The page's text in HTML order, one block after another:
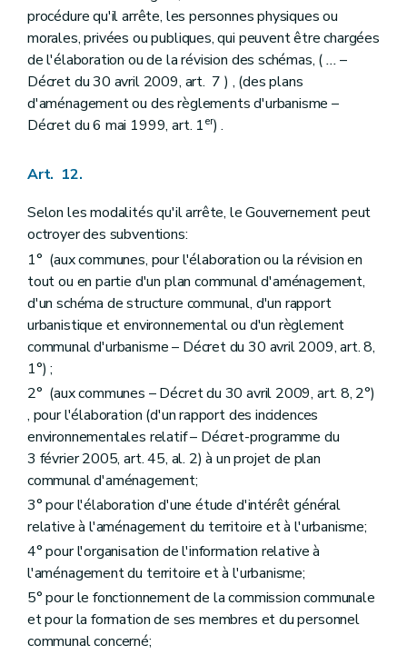
Art. 257/6
Chapitre II Du réseau des principales infrastructures de transport d'énergies au sens de l'article 23, alinéa 2.
Art. 259/3
Chapitre III De l'exécution de l'article 34, alinéa 2
Art. 260
Art. 261
Chapitre IV De la liste des actes et travaux de minime importance
Section première
Section 3 Des actes et travaux d'impact limité au sens de l'article
127, §4, alinéa 2, 1°
Art. 264
Section 4 Des actes et travaux dispensés du concours d'un architecte
Art. 265
Chapitre IVbis
Des arbres et des haies remarquables
Art. 266
Art. 267
Art. 268
Chapitre IVter
De la liste des modifications d'utilisation de bâtiments subordonnées à permis
Art. 271
Chapitre IVquater
(De la liste des actes et travaux visés à l'article 140 - AGW du 14 novembre 2007, art. 1
Art. 271bis
Chapitre V Des fonctionnaires délégués pour l'application des articles 42, 43, 45, 48 et 50 à 55 (lire articles 84, 89, 99, 107 à 109, 115, 116, 118 et 127)
Art. 272
Art. 273
Chapitre VI
De la liste des personnes de droit public et des actes et travaux d'utilité publique pour laquelle les permis d'urbanisme et de lotir sont délivrés par le Gouvernement ou le fonctionnaire délégué (... – AGW du 17 juillet 2003, art. 2, §1
Art. 274
Art. 274bis
Art. 275 et 276
Chapitre VIbis
(Des conditions dans lesquelles une personne physique ou morale, privée ou publique, ou une association de personnes physiques peut être chargée de l'élaboration ou de la révision des schémas, des plans d'aménagement (... – AGW du 30 juin 2009, art. 5, al. 1
Art. 279
Art. 280
procédure qu'il arrête, les personnes physiques ou
morales, privées ou publiques, qui peuvent être chargées
de l'élaboration ou de la révision des schémas, (...–
Décret du 30 avril 2009, art. 7 ) , (des plans
d'aménagement ou des règlements d'urbanisme –
Décret du 6 mai 1999, art. 1er) .
Art. 12.
Selon les modalités qu'il arrête, le Gouvernement peut
octroyer des subventions:
1° (aux communes, pour l'élaboration ou la révision en
tout ou en partie d'un plan communal d'aménagement,
d'un schéma de structure communal, d'un rapport
urbanistique et environnemental ou d'un règlement
communal d'urbanisme – Décret du 30 avril 2009, art. 8,
1°) ;
2° (aux communes – Décret du 30 avril 2009, art. 8, 2°)
, pour l'élaboration (d'un rapport des incidences
environnementales relatif – Décret-programme du
3 février 2005, art. 45, al. 2) à un projet de plan
communal d'aménagement;
3° pour l'élaboration d'une étude d'intérêt général
relative à l'aménagement du territoire et à l'urbanisme;
4° pour l'organisation de l'information relative à
l'aménagement du territoire et à l'urbanisme;
5° pour le fonctionnement de la commission communale
et pour la formation de ses membres et du personnel
communal concerné;